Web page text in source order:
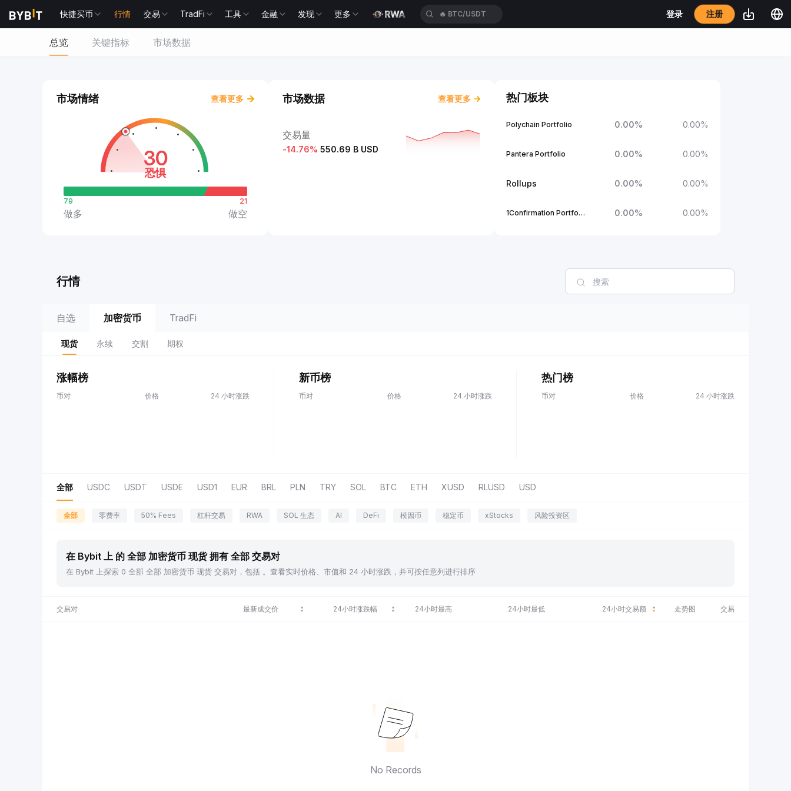
快捷买币 行情 交易 TradFi 工具 金融 发现 更多 🔥 BTC/USDT 登录 注册
总览 关键指标 市场数据
市场情绪 查看更多
30
恐惧
79
做多
21
做空
市场数据 查看更多
交易量
-14.76% 550.69 B USD
热门板块
Polychain Portfolio 0.00% 0.00%
Pantera Portfolio 0.00% 0.00%
Rollups 0.00% 0.00%
1Confirmation Portfolio 0.00% 0.00%
行情
自选 加密货币 TradFi
现货 永续 交割 期权
涨幅榜
币对 价格 24 小时涨跌
新币榜
币对 价格 24 小时涨跌
热门榜
币对 价格 24 小时涨跌
全部 USDC USDT USDE USD1 EUR BRL PLN TRY SOL BTC ETH XUSD RLUSD USD
全部 零费率 50% Fees 杠杆交易 RWA SOL 生态 AI DeFi 模因币 稳定币 xStocks 风险投资区
在 Bybit 上 的 全部 加密货币 现货 拥有 全部 交易对
在 Bybit 上探索 0 全部 全部 加密货币 现货 交易对，包括 。查看实时价格、市值和 24 小时涨跌，并可按任意列进行排序
交易对 最新成交价 24小时涨跌幅 24小时最高 24小时最低 24小时交易额 走势图 交易
No Records